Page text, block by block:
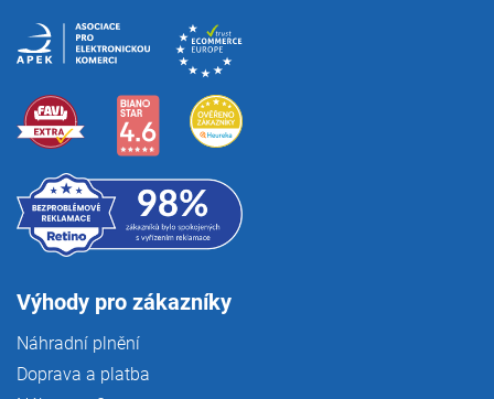
Výhody pro zákazníky
Náhradní plnění
Doprava a platba